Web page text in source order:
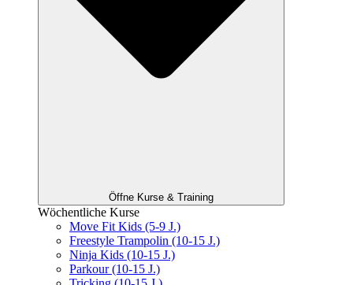
Öffne Kurse & Training
Wöchentliche Kurse
Move Fit Kids (5-9 J.)
Freestyle Trampolin (10-15 J.)
Ninja Kids (10-15 J.)
Parkour (10-15 J.)